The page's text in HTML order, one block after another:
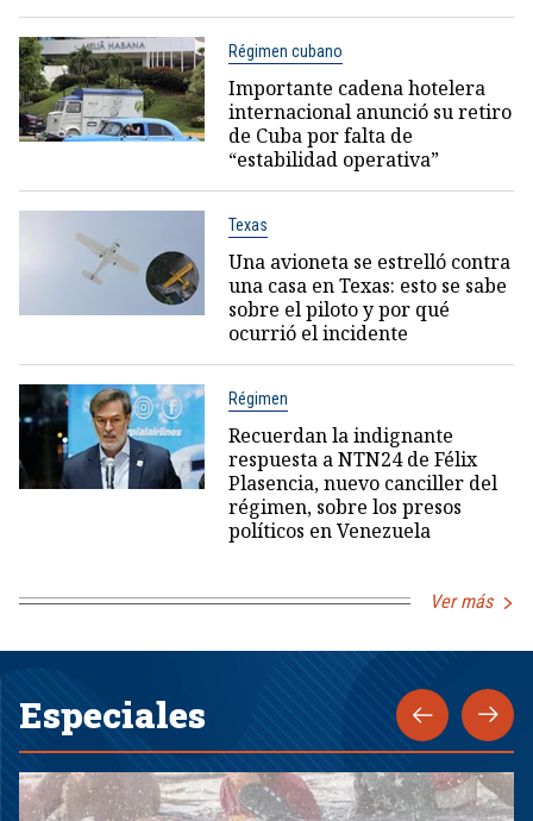
Régimen cubano
Importante cadena hotelera
internacional anunció su retiro
de Cuba por falta de
“estabilidad operativa”
Texas
Una avioneta se estrelló contra
una casa en Texas: esto se sabe
sobre el piloto y por qué
ocurrió el incidente
Régimen
Recuerdan la indignante
respuesta a NTN24 de Félix
Plasencia, nuevo canciller del
régimen, sobre los presos
políticos en Venezuela
Ver más
Especiales